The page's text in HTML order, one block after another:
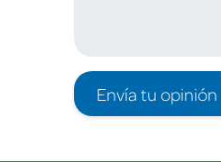
Envía tu opinión